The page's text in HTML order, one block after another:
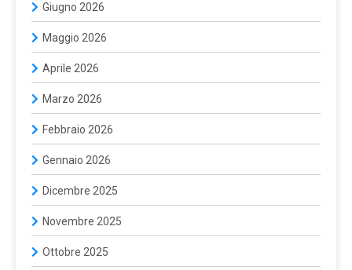
Giugno 2026
Maggio 2026
Aprile 2026
Marzo 2026
Febbraio 2026
Gennaio 2026
Dicembre 2025
Novembre 2025
Ottobre 2025